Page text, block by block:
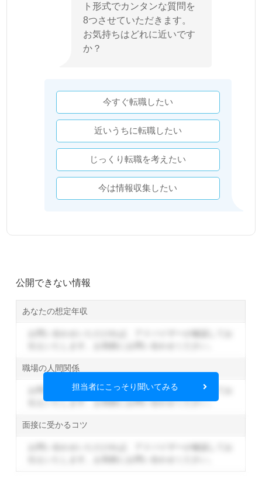
ト形式でカンタンな質問を
8つさせていただきます。
お気持ちはどれに近いです
か？
今すぐ転職したい
近いうちに転職したい
じっくり転職を考えたい
今は情報収集したい
公開できない情報
あなたの想定年収
職場の人間関係
お問い合わせいただければ、アドバイザーが確認してお
伝えいたします。お気軽にお問い合わせください。
面接に受かるコツ
担当者にこっそり聞いてみる